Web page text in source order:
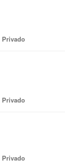
Privado
Privado
Privado